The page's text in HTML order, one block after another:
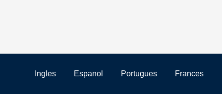
Ingles Espanol Portugues Frances